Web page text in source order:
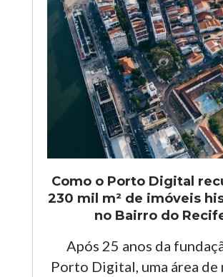
Como o Porto Digital
230 mil m² de imóveis
no Bairro do
Após 25 anos da
Porto Digital, uma área de